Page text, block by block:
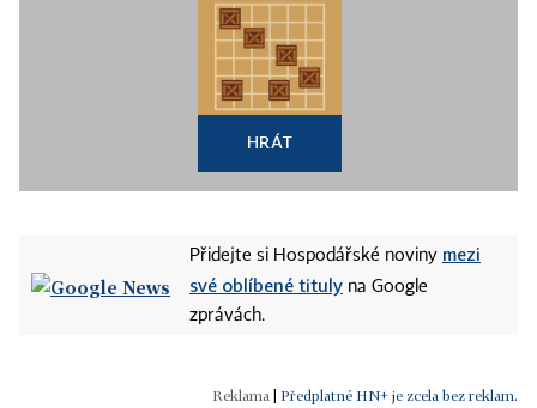
HRÁT
Přidejte si Hospodářské noviny mezi
své oblíbené tituly na Google
zprávách.
Předplatné HN+ je zcela bez reklam.